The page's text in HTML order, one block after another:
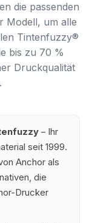
die passenden
Modell, um alle
Tintenfuzzy®
bis zu 70 %
Druckqualität
– Ihr
seit 1999.
Anchor als
die
Drucker